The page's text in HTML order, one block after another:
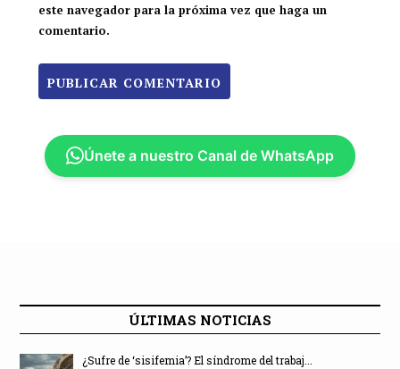
este navegador para la próxima vez que haga un
comentario.
Únete a nuestro Canal de WhatsApp
ÚLTIMAS NOTICIAS
¿Sufre de ‘sisifemia’? El síndrome del trabaj...